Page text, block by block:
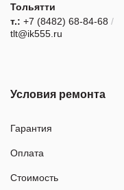
Тольятти
т.: +7 (8482) 68-84-68 /
tlt@ik555.ru
Условия ремонта
Гарантия
Оплата
Стоимость